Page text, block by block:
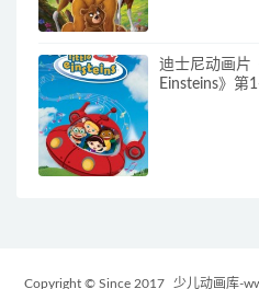
迪士尼动画片《
Einsteins》第
Copyright © Since 2017 少儿动画库-